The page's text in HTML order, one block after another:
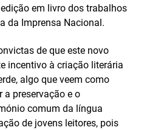
em livro dos trabalhos
da Imprensa Nacional.
de que este novo
incentivo à criação literária
algo que veem como
preservação e o
comum da língua
de jovens leitores, pois